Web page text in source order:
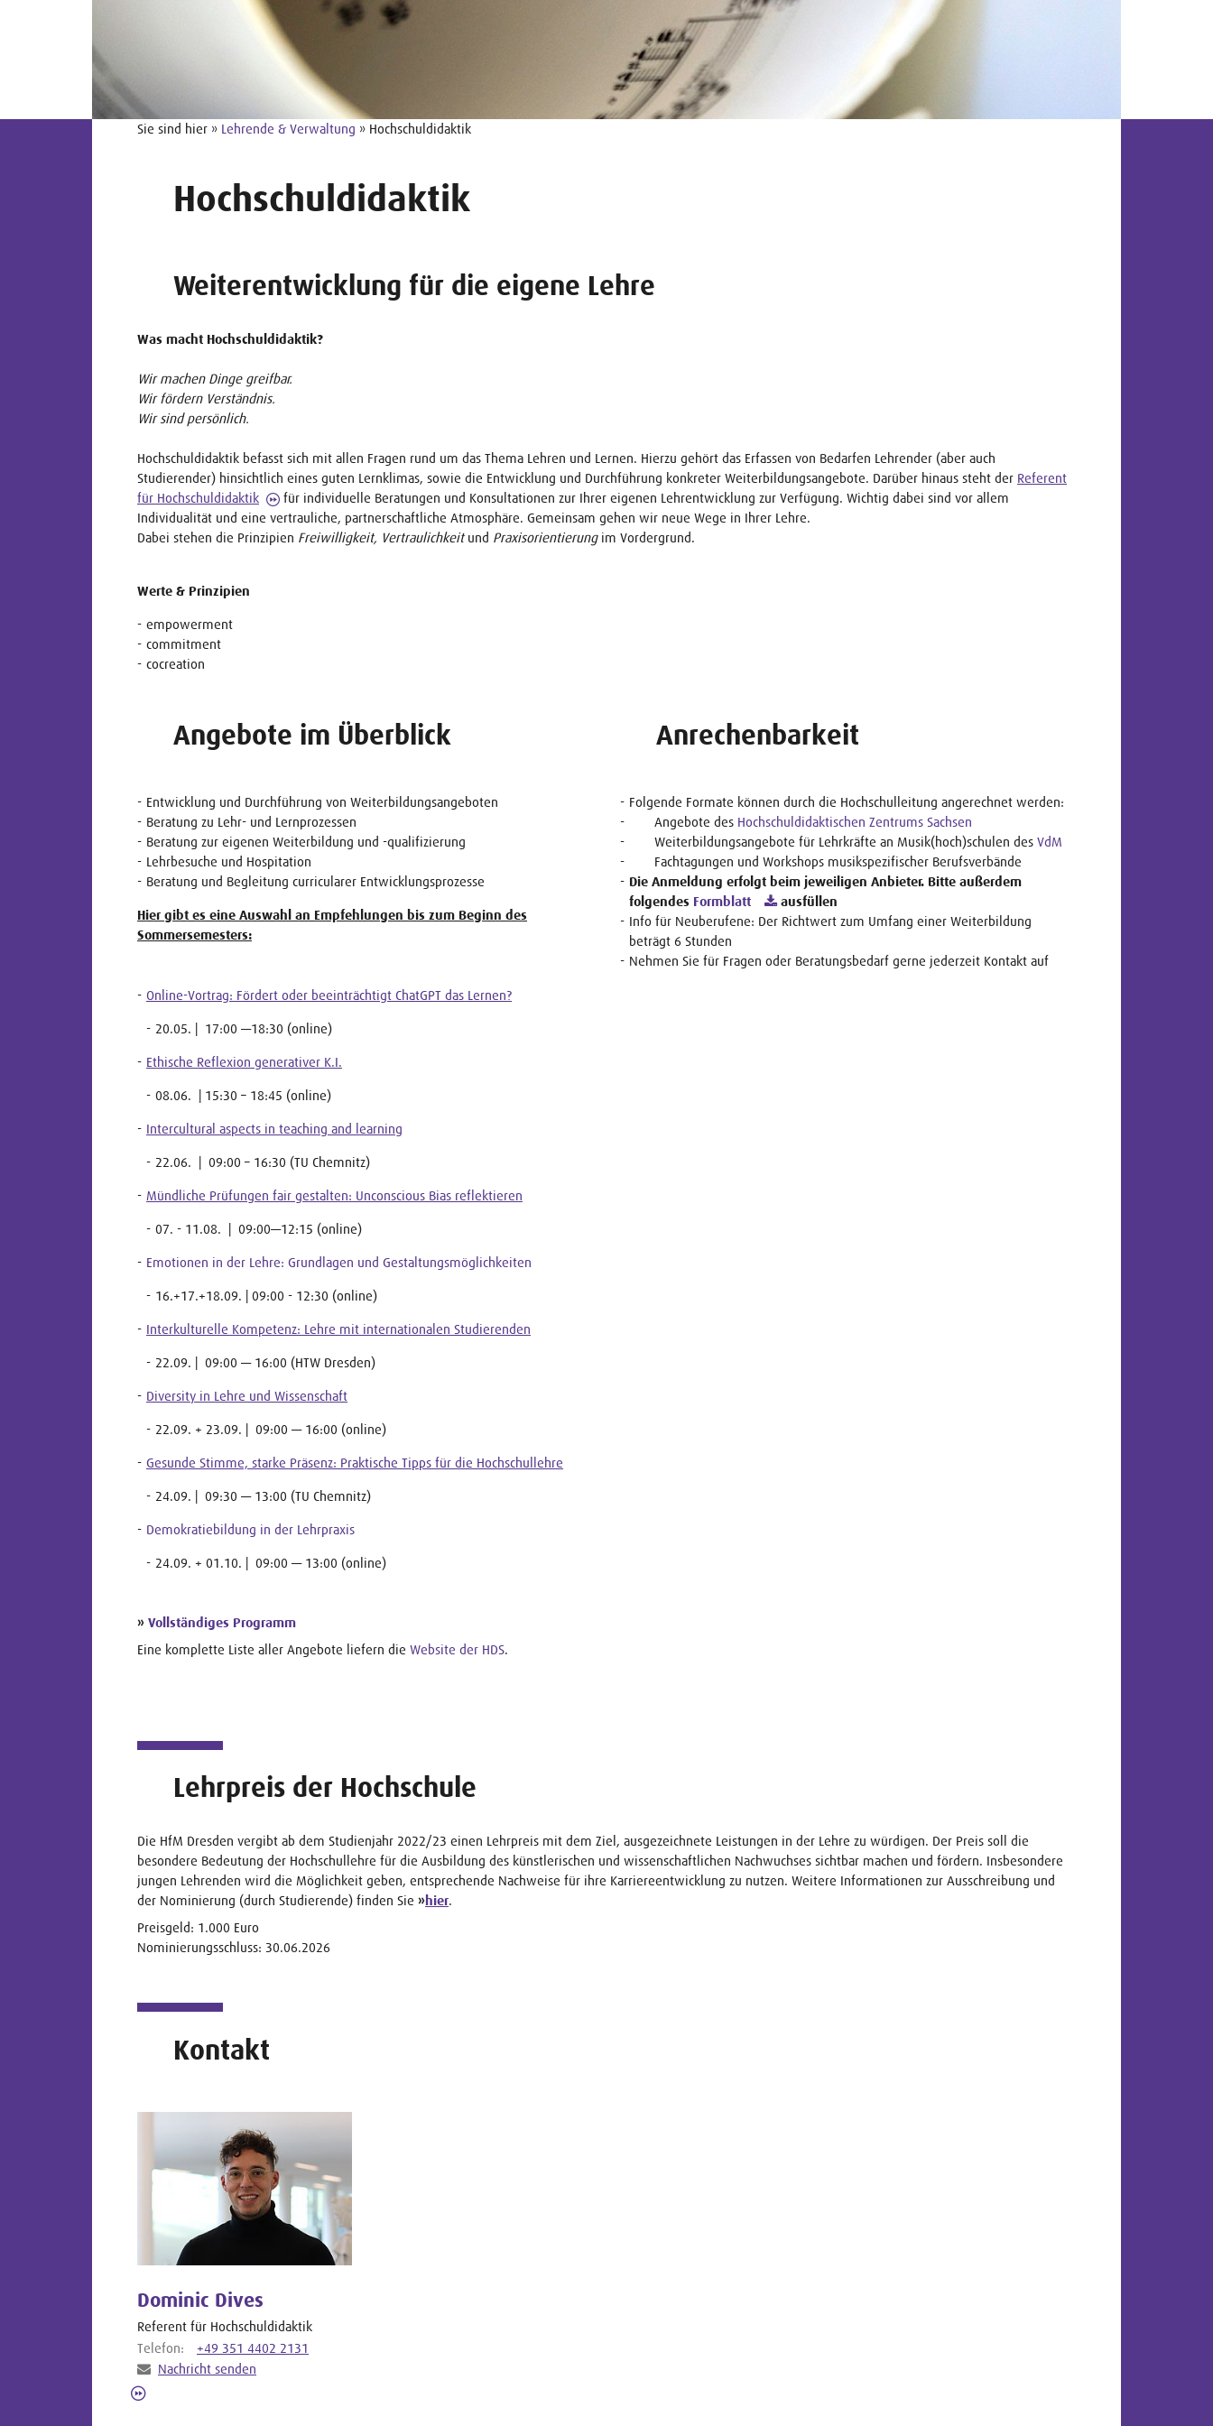
Sie sind hier » Lehrende & Verwaltung » Hochschuldidaktik
Hochschuldidaktik
Weiterentwicklung für die eigene Lehre
Was macht Hochschuldidaktik?
Wir machen Dinge greifbar.
Wir fördern Verständnis.
Wir sind persönlich.
Hochschuldidaktik befasst sich mit allen Fragen rund um das Thema Lehren und Lernen. Hierzu gehört das Erfassen von Bedarfen Lehrender (aber auch
Studierender) hinsichtlich eines guten Lernklimas, sowie die Entwicklung und Durchführung konkreter Weiterbildungsangebote. Darüber hinaus steht der Referent
für Hochschuldidaktik
für individuelle Beratungen und Konsultationen zur Ihrer eigenen Lehrentwicklung zur Verfügung. Wichtig dabei sind vor allem
Individualität und eine vertrauliche, partnerschaftliche Atmosphäre. Gemeinsam gehen wir neue Wege in Ihrer Lehre.
Dabei stehen die Prinzipien Freiwilligkeit, Vertraulichkeitund Praxisorientierungim Vordergrund.
Werte & Prinzipien
empowerment
commitment
cocreation
Angebote im Überblick
Entwicklung und Durchführung von Weiterbildungsangeboten
Beratung zu Lehr- und Lernprozessen
Beratung zur eigenen Weiterbildung und -qualifizierung
Lehrbesuche und Hospitation
Beratung und Begleitung curricularer Entwicklungsprozesse
Hier gibt es eine Auswahl an Empfehlungen bis zum Beginn des
Sommersemesters:
Online-Vortrag: Fördert oder beeinträchtigt ChatGPT das Lernen?
20.05. | 17:00 —18:30 (online)
Ethische Reflexion generativer K.I.
08.06. | 15:30 – 18:45 (online)
Intercultural aspects in teaching and learning
22.06. | 09:00 – 16:30 (TU Chemnitz)
Mündliche Prüfungen fair gestalten: Unconscious Bias reflektieren
07. - 11.08. | 09:00—12:15 (online)
Emotionen in der Lehre: Grundlagen und Gestaltungsmöglichkeiten
16.+17.+18.09. | 09:00 - 12:30 (online)
Interkulturelle Kompetenz: Lehre mit internationalen Studierenden
22.09. | 09:00 — 16:00 (HTW Dresden)
Diversity in Lehre und Wissenschaft
22.09. + 23.09. | 09:00 — 16:00 (online)
Gesunde Stimme, starke Präsenz: Praktische Tipps für die Hochschullehre
24.09. | 09:30 — 13:00 (TU Chemnitz)
Demokratiebildung in der Lehrpraxis
24.09. + 01.10. | 09:00 — 13:00 (online)
» Vollständiges Programm
Eine komplette Liste aller Angebote liefern die Website der HDS.
Anrechenbarkeit
Folgende Formate können durch die Hochschulleitung angerechnet werden:
Angebote des Hochschuldidaktischen Zentrums Sachsen
Weiterbildungsangebote für Lehrkräfte an Musik(hoch)schulen des VdM
Fachtagungen und Workshops musikspezifischer Berufsverbände
Die Anmeldung erfolgt beim jeweiligen Anbieter. Bitte außerdem
folgendes Formblatt ausfüllen
Info für Neuberufene: Der Richtwert zum Umfang einer Weiterbildung
beträgt 6 Stunden
Nehmen Sie für Fragen oder Beratungsbedarf gerne jederzeit Kontakt auf
Lehrpreis der Hochschule
Die HfM Dresden vergibt ab dem Studienjahr 2022/23 einen Lehrpreis mit dem Ziel, ausgezeichnete Leistungen in der Lehre zu würdigen. Der Preis soll die
besondere Bedeutung der Hochschullehre für die Ausbildung des künstlerischen und wissenschaftlichen Nachwuchses sichtbar machen und fördern. Insbesondere
jungen Lehrenden wird die Möglichkeit geben, entsprechende Nachweise für ihre Karriereentwicklung zu nutzen. Weitere Informationen zur Ausschreibung und
der Nominierung (durch Studierende) finden Sie »hier.
Preisgeld: 1.000 Euro
Nominierungsschluss: 30.06.2026
Kontakt
Dominic Dives
Referent für Hochschuldidaktik
Telefon:
+49 351 4402 2131
Nachricht senden